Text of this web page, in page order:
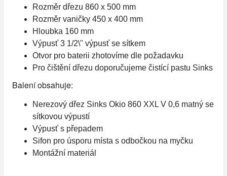
Rozměr dřezu 860 x 500 mm
Rozměr vaničky 450 x 400 mm
Hloubka 160 mm
Výpusť 3 1/2\" výpusť se sítkem
Otvor pro baterii zhotovíme dle požadavku
Pro čištění dřezu doporučujeme čistící pastu Sinks
Balení obsahuje:
Nerezový dřez Sinks Okio 860 XXL V 0,6 matný se
sítkovou výpustí
Výpusť s přepadem
Sifon pro úsporu místa s odbočkou na myčku
Montážní materiál